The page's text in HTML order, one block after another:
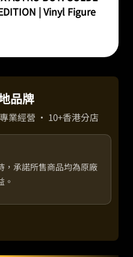
| Vinyl Figure
品牌
業經營 · 10+香港分店
，承諾所售商品均為原廠
。